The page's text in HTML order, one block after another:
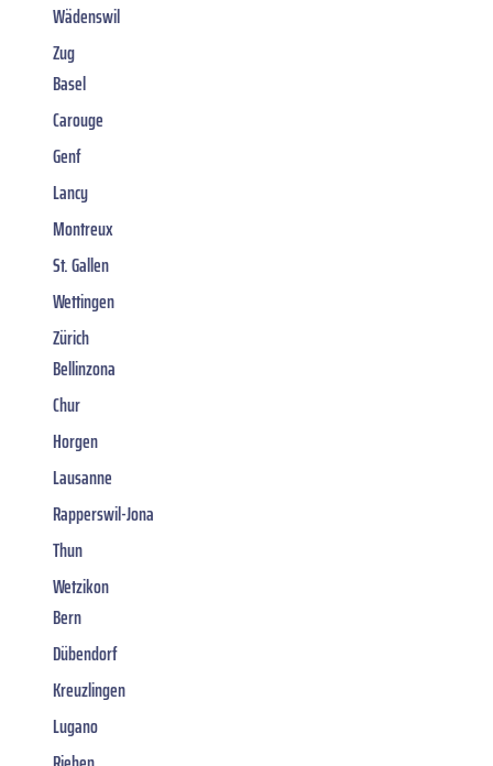
Wädenswil
Zug
Basel
Carouge
Genf
Lancy
Montreux
St. Gallen
Wettingen
Zürich
Bellinzona
Chur
Horgen
Lausanne
Rapperswil-Jona
Thun
Wetzikon
Bern
Dübendorf
Kreuzlingen
Lugano